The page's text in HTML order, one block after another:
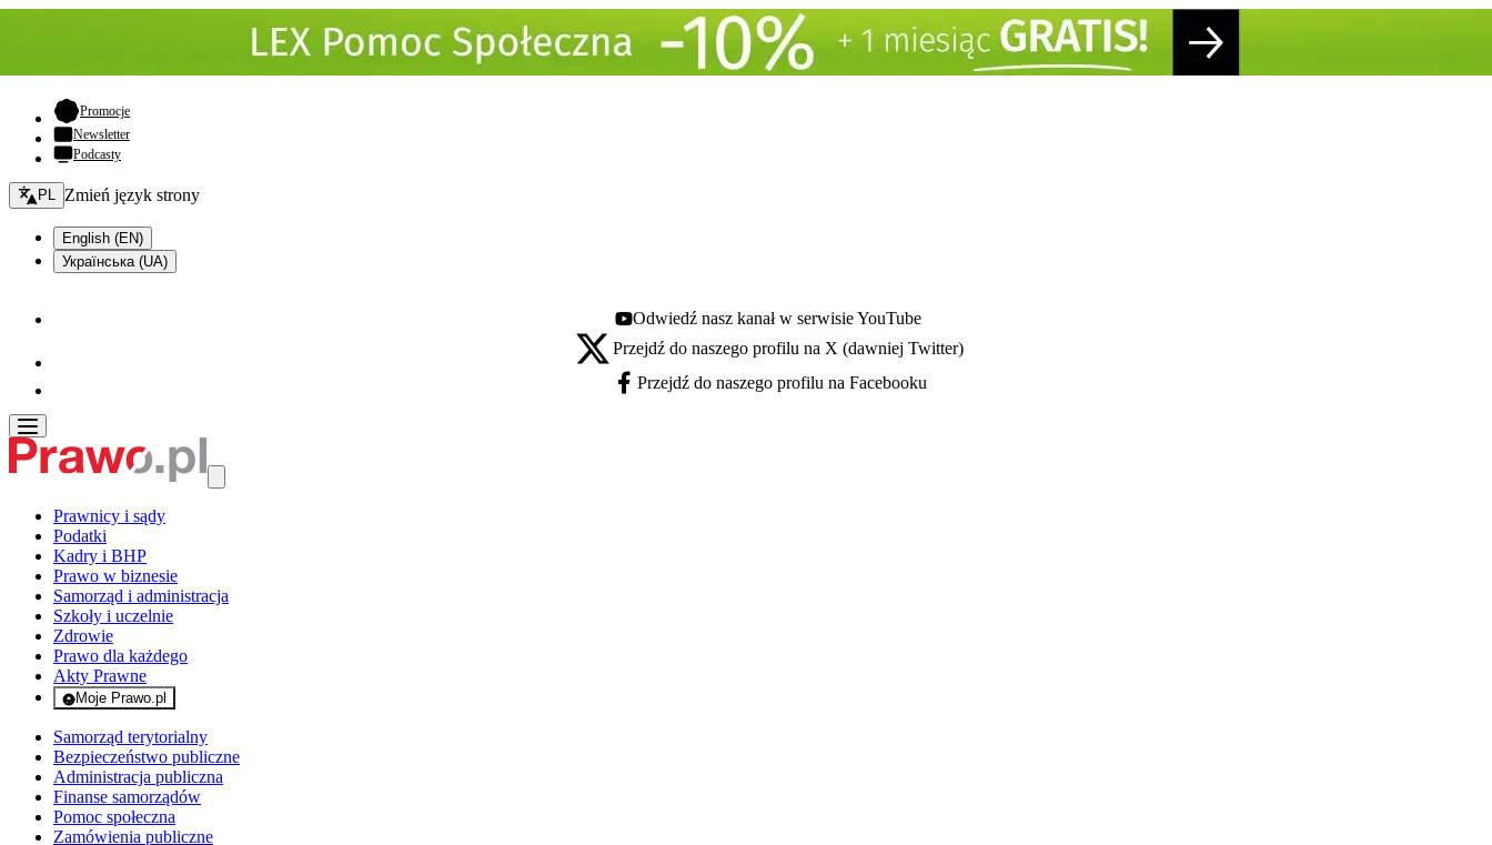
Promocje- otwiera się w nowej karcie
Newsletter
Podcasty
Zmień język - bieżący:
PL Zmień język strony
English (EN)
Українська (UA)
Youtube - otwiera się w nowej karcie
Odwiedź nasz kanał w serwisie YouTube
X - otwiera się w nowej karcie
Przejdź do naszego profilu na X (dawniej Twitter)
Facebook - otwiera się w nowej karcie
Przejdź do naszego profilu na Facebooku
Prawnicy i sądy
Podatki
Kadry i BHP
Prawo w biznesie
Samorząd i administracja
Szkoły i uczelnie
Zdrowie
Prawo dla każdego
Akty Prawne
Moje Prawo.pl
- rejestracja i logowanie do serwisu
Samorząd terytorialny
Bezpieczeństwo publiczne
Administracja publiczna
Finanse samorządów
Pomoc społeczna
Zamówienia publiczne